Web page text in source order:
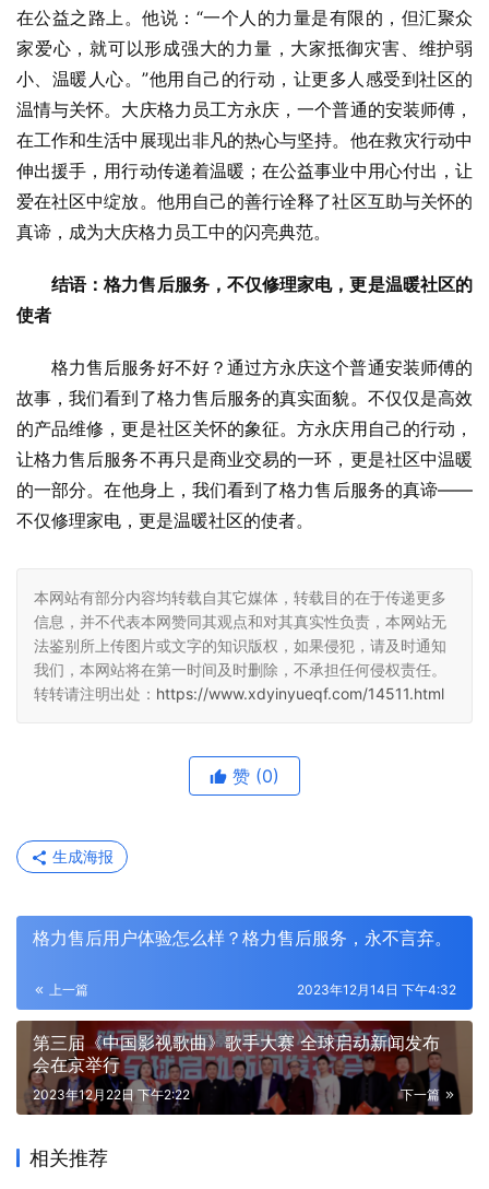
在公益之路上。他说：“一个人的力量是有限的，但汇聚众
家爱心，就可以形成强大的力量，大家抵御灾害、维护弱
小、温暖人心。”他用自己的行动，让更多人感受到社区的
温情与关怀。大庆格力员工方永庆，一个普通的安装师傅，
在工作和生活中展现出非凡的热心与坚持。他在救灾行动中
伸出援手，用行动传递着温暖；在公益事业中用心付出，让
爱在社区中绽放。他用自己的善行诠释了社区互助与关怀的
真谛，成为大庆格力员工中的闪亮典范。
结语：格力售后服务，不仅修理家电，更是温暖社区的
使者
格力售后服务好不好？通过方永庆这个普通安装师傅的
故事，我们看到了格力售后服务的真实面貌。不仅仅是高效
的产品维修，更是社区关怀的象征。方永庆用自己的行动，
让格力售后服务不再只是商业交易的一环，更是社区中温暖
的一部分。在他身上，我们看到了格力售后服务的真谛——
不仅修理家电，更是温暖社区的使者。
本网站有部分内容均转载自其它媒体，转载目的在于传递更多
信息，并不代表本网赞同其观点和对其真实性负责，本网站无
法鉴别所上传图片或文字的知识版权，如果侵犯，请及时通知
我们，本网站将在第一时间及时删除，不承担任何侵权责任。
转转请注明出处： https://www.xdyinyueqf.com/14511.html
赞 (0)
生成海报
格力售后用户体验怎么样？格力售后服务，永不言弃。
上一篇 2023年12月14日 下午4:32
第三届《中国影视歌曲》歌手大赛 全球启动新闻发布
会在京举行
下一篇
2023年12月22日 下午2:22
相关推荐